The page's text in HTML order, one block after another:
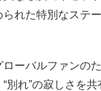
れた特別なステ
ローバルファンの
別れ”の寂しさを